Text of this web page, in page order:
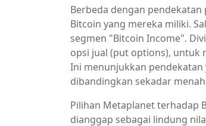
Berbeda dengan
Bitcoin yang mereka miliki.
segmen "Bitcoin Income".
opsi jual (put options), untuk
Ini menunjukkan
dibandingkan sekadar
Pilihan Metaplanet terhadap
dianggap sebagai lindung